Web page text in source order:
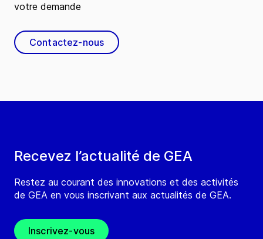
Recevez l’actualité de GEA
Restez au courant des innovations et des activités
de GEA en vous inscrivant aux actualités de GEA.
Inscrivez-vous
votre demande
Contactez-nous